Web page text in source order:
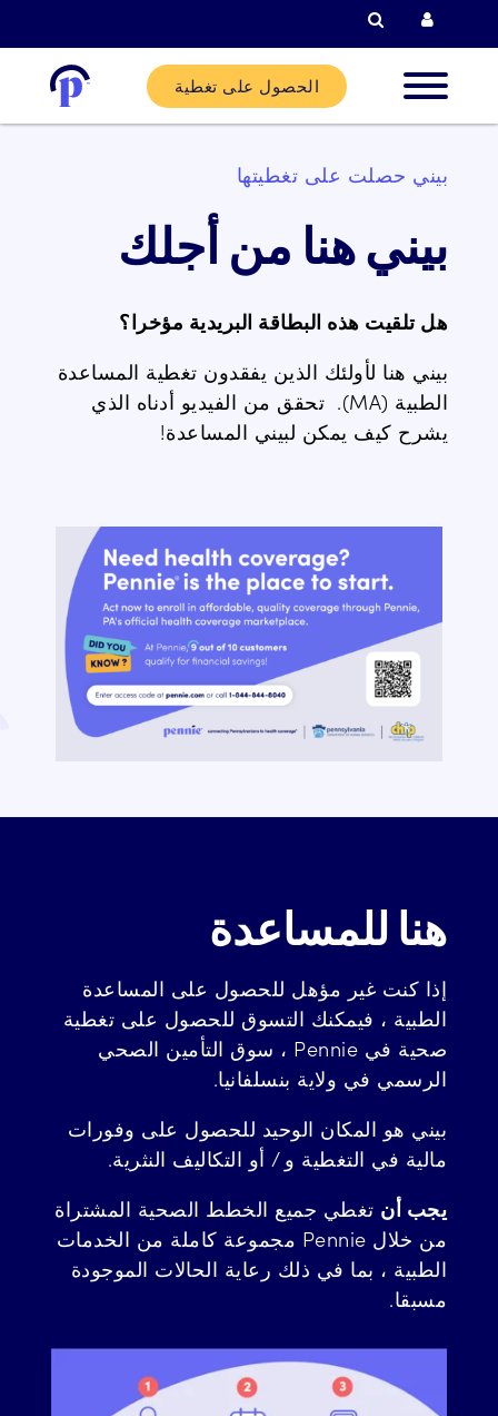
البحث
الحصول على تغطية
بيني حصلت على تغطيتها
بيني هنا من أجلك
هل تلقيت هذه البطاقة البريدية مؤخرا؟
بيني هنا لأولئك الذين يفقدون تغطية المساعدة
الطبية (MA). تحقق من الفيديو أدناه الذي
يشرح كيف يمكن لبيني المساعدة!
هنا للمساعدة
إذا كنت غير مؤهل للحصول على المساعدة
الطبية ، فيمكنك التسوق للحصول على تغطية
صحية في Pennie ، سوق التأمين الصحي
الرسمي في ولاية بنسلفانيا.
بيني هو المكان الوحيد للحصول على وفورات
مالية في التغطية و / أو التكاليف النثرية.
يجب أن تغطي جميع الخطط الصحية المشتراة
من خلال Pennie مجموعة كاملة من الخدمات
الطبية ، بما في ذلك رعاية الحالات الموجودة
مسبقا.